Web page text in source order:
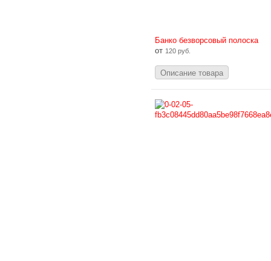
Банко безворсовый полоска
от 120 руб.
Описание товара